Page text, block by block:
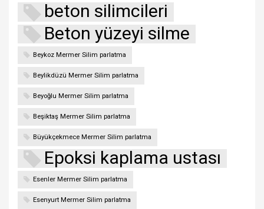
beton silimcileri
Beton yüzeyi silme
Beykoz Mermer Silim parlatma
Beylikdüzü Mermer Silim parlatma
Beyoğlu Mermer Silim parlatma
Beşiktaş Mermer Silim parlatma
Büyükçekmece Mermer Silim parlatma
Epoksi kaplama ustası
Esenler Mermer Silim parlatma
Esenyurt Mermer Silim parlatma